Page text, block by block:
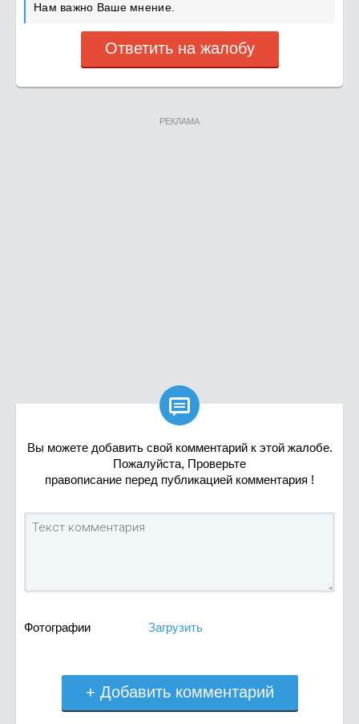
Нам важно Ваше мнение.
Ответить на жалобу
РЕКЛАМА

Вы можете добавить свой комментарий к этой жалобе.
Пожалуйста, Проверьте
правописание перед публикацией комментария !
Фотографии Загрузить
+ Добавить комментарий